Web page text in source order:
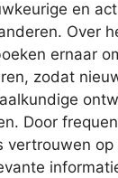
en
Over
ernaar
zodat
Door
vertrouwen